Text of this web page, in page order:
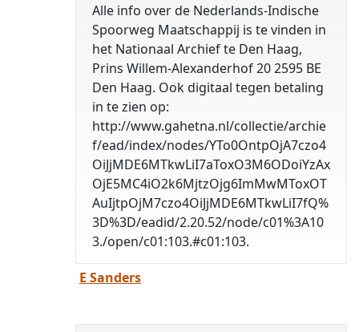
Alle info over de Nederlands-Indische
Spoorweg Maatschappij is te vinden in
het Nationaal Archief te Den Haag,
Prins Willem-Alexanderhof 20 2595 BE
Den Haag. Ook digitaal tegen betaling
in te zien op:
http://www.gahetna.nl/collectie/archie
f/ead/index/nodes/YTo0OntpOjA7czo4
OiJjMDE6MTkwLiI7aToxO3M6ODoiYzAx
OjE5MC4iO2k6MjtzOjg6ImMwMToxOT
AuIjtpOjM7czo4OiJjMDE6MTkwLiI7fQ%
3D%3D/eadid/2.20.52/node/c01%3A10
3./open/c01:103.#c01:103.
E Sanders